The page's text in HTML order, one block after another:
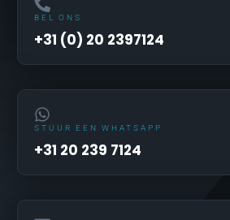
BEL ONS
+31 (0) 20 2397124
STUUR EEN WHATSAPP
+31 20 239 7124